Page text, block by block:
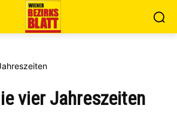
vier Jahreszeiten